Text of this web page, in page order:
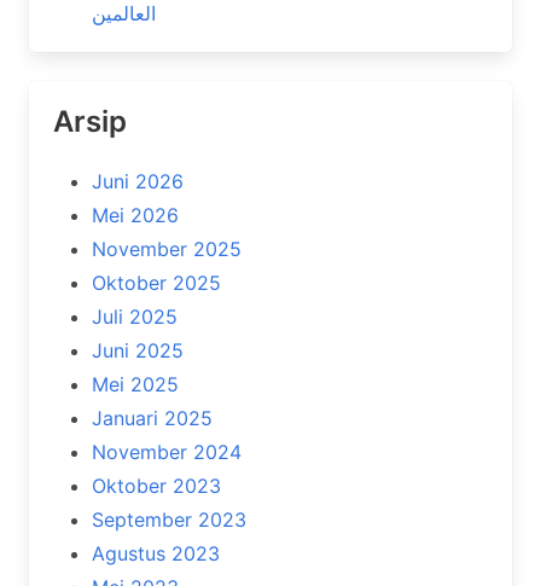
العالمين
Arsip
Juni 2026
Mei 2026
November 2025
Oktober 2025
Juli 2025
Juni 2025
Mei 2025
Januari 2025
November 2024
Oktober 2023
September 2023
Agustus 2023